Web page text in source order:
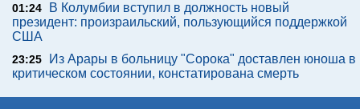
01:24
В Колумбии вступил в должность новый
президент: произраильский, пользующийся поддержкой
США
23:25
Из Арары в больницу "Сорока" доставлен юноша в
критическом состоянии, констатирована смерть